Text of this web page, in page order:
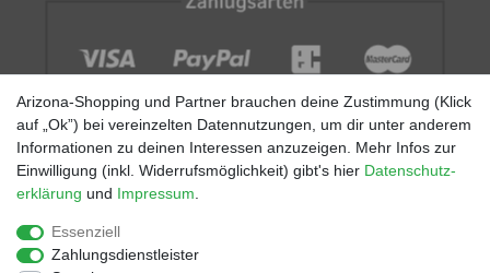
Impressum AGB Datenschutz
Arizona-Shopping und Partner brauchen deine Zustimmung (Klick
auf „Ok”) bei vereinzelten Datennutzungen, um dir unter anderem
Informationen zu deinen Interessen anzuzeigen. Mehr Infos zur
Einwilligung (inkl. Widerrufsmöglichkeit) gibt's hier Daten­schutz­
erklärung und Impressum
Essenziell
Zahlungsdienstleister